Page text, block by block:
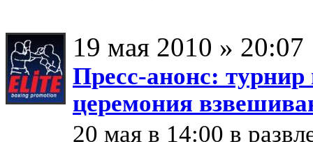
19 мая 2010 » 20:07
Пресс-анонс: турнир
церемония
20 мая в 14:00 в